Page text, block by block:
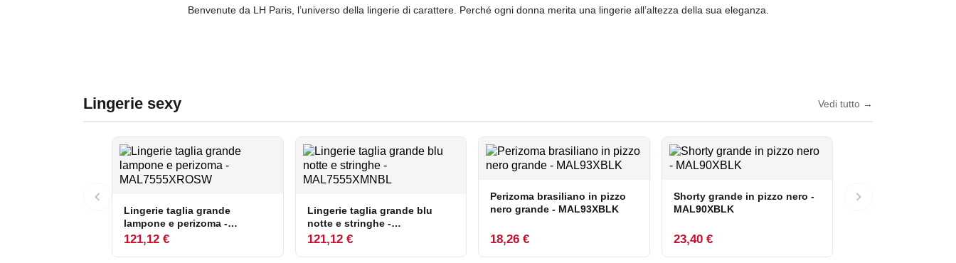
Benvenute da LH Paris, l’universo della lingerie di carattere. Perché ogni donna merita una lingerie all’altezza della sua eleganza.
Lingerie sexy Vedi tutto →
Lingerie taglia grande
lampone e perizoma -
MAL7555XROSW
121,12 €
Lingerie taglia grande blu
notte e stringhe -
MAL7555XMNBL
121,12 €
Perizoma brasiliano in pizzo
nero grande - MAL93XBLK
18,26 €
Shorty grande in pizzo nero -
MAL90XBLK
23,40 €